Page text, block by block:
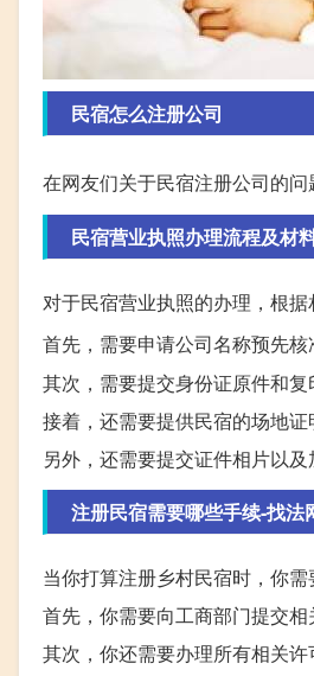
民宿怎么注册公司
在网友们关于民宿注册公司的
民宿营业执照办理流程及材
对于民宿营业执照的办理，根
首先，需要申请公司名称预先核
其次，需要提交身份证原件和复
接着，还需要提供民宿的场地
另外，还需要提交证件相片以
注册民宿需要哪些手续-找法
当你打算注册乡村民宿时，你需
首先，你需要向工商部门提交
其次，你还需要办理所有相关